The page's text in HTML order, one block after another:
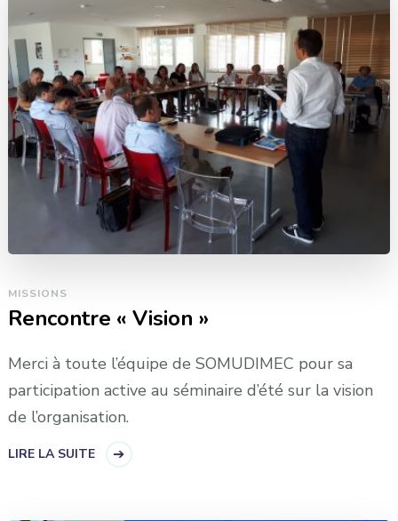
MISSIONS
Rencontre « Vision »
Merci à toute l’équipe de SOMUDIMEC pour sa
participation active au séminaire d’été sur la vision
de l’organisation.
LIRE LA SUITE